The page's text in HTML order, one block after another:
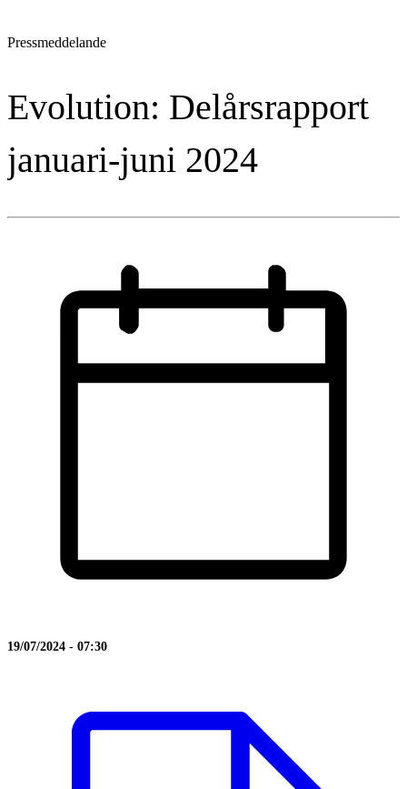
Pressmeddelande
Evolution: Delårsrapport
januari-juni 2024
19/07/2024 - 07:30